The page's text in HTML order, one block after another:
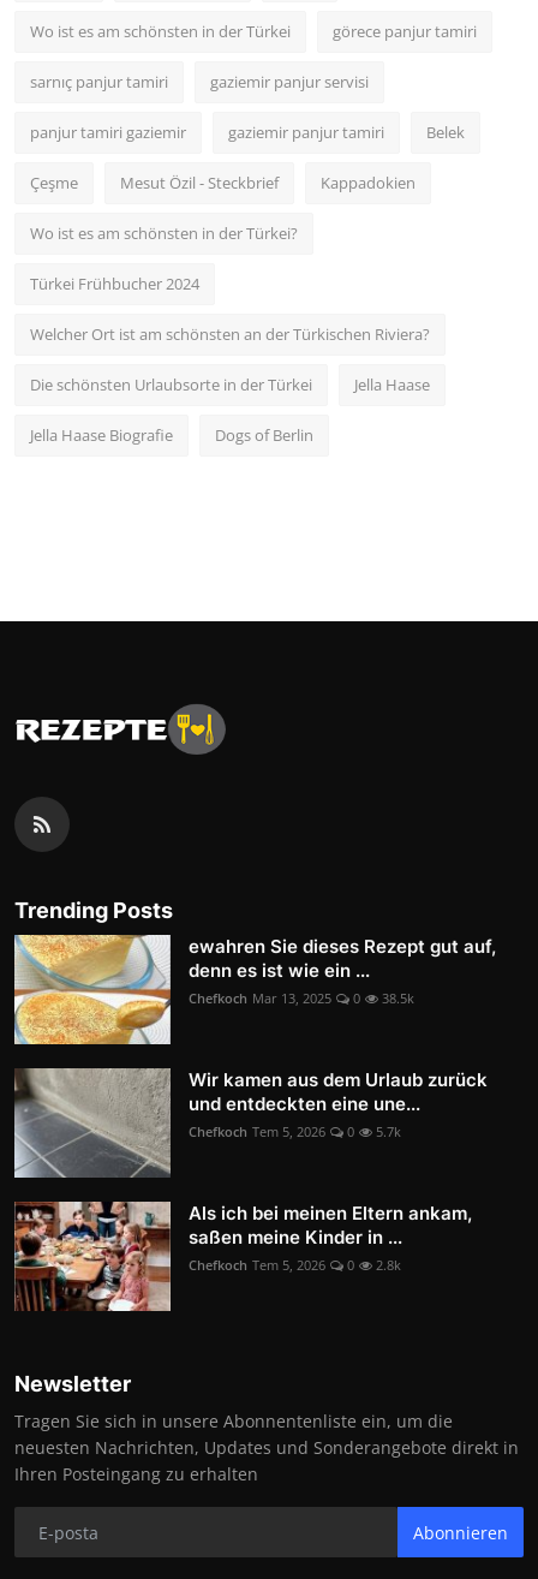
Wo ist es am schönsten in der Türkei görece panjur tamiri
sarnıç panjur tamiri gaziemir panjur servisi
panjur tamiri gaziemir gaziemir panjur tamiri Belek
Çeşme Mesut Özil - Steckbrief Kappadokien
Wo ist es am schönsten in der Türkei?
Türkei Frühbucher 2024
Welcher Ort ist am schönsten an der Türkischen Riviera?
Die schönsten Urlaubsorte in der Türkei Jella Haase
Jella Haase Biografie Dogs of Berlin
Trending Posts
ewahren Sie dieses Rezept gut auf,
denn es ist wie ein ...
Chefkoch Mar 13, 2025 0 38.5k
Wir kamen aus dem Urlaub zurück
und entdeckten eine une...
Chefkoch Tem 5, 2026 0 5.7k
Als ich bei meinen Eltern ankam,
saßen meine Kinder in ...
Chefkoch Tem 5, 2026 0 2.8k
Newsletter
Tragen Sie sich in unsere Abonnentenliste ein, um die
neuesten Nachrichten, Updates und Sonderangebote direkt in
Ihren Posteingang zu erhalten
Abonnieren